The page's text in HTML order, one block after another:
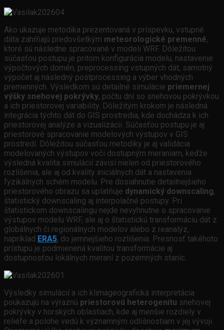
Ako ukazuje metodika prezentovaná v príspevku, vstupné
dáta zahŕňajú predovšetkým meteorologické premenné,
ktoré sú následne spracované v modeli WRF. Dôležitou
súčasťou postupu je pritom konfigurácia modelu, nastavenie
výpočtových domén, preprocessing vstupných dát, samotný
výpočet aj následný postprocessing a výber vhodných
premenných. Výsledkom sú detailné simulácie priemernej
výšky snehovej pokrývky, počtu dní so snehovou pokrývkou
a ich priestorovej variability. Dôležitým krokom je následná
integrácia týchto dát do GIS prostredia, kde dochádza k ich
priestorovej analýze a vizualizácii. Súčasťou postupu je aj
priestorové spracovanie modelových výstupov v GIS
prostredí. Dôležitou súčasťou metodiky je aj validácia
modelovaných výstupov voči dostupným meraniam, keďže
výsledná kvalita simulácií závisí nielen od priestorového
rozlíšenia, ale aj od kvality iniciálnych dát a nastavenia
fyzikálnych schém modelu. Pre dosiahnutie detailnejšieho
priestorového obrazu sa uplatňuje dynamický downscaling,
štatistický downscaling aj interpolačné postupy. Pri
štatistickom downscalingu nejde nevyhnutne o spracovanie
výstupov modelu WRF, ale aj o štatistickú transformáciu dát z
globálnych či regionálnych modelov alebo z reanalýz,
napríklad ERA5, do jemnejšieho rozlíšenia. Presnosť takéhoto
prístupu je podmienená kvalitou transformácie aj
dostupnosťou lokálnych meraní z pozemných staníc.
Výsledky simulácií a ich klimageografická interpretácia
poukazujú na výraznú priestorovú heterogenitu snehovej
pokrývky v horských oblastiach, kde aj menšie rozdiely v
reliéfe a polohe vedú k významným odlišnostiam v jej vývoji.